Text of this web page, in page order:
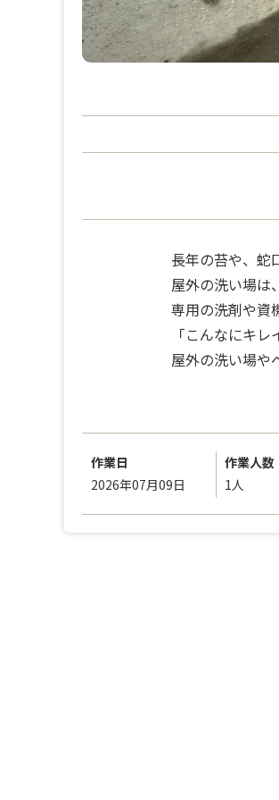
長年の苔や、蛇
屋外の洗い場は
専用の洗剤や資
「こんなにキ
屋外の洗い場や
作業日
2026年07月09日
作業人数
1人